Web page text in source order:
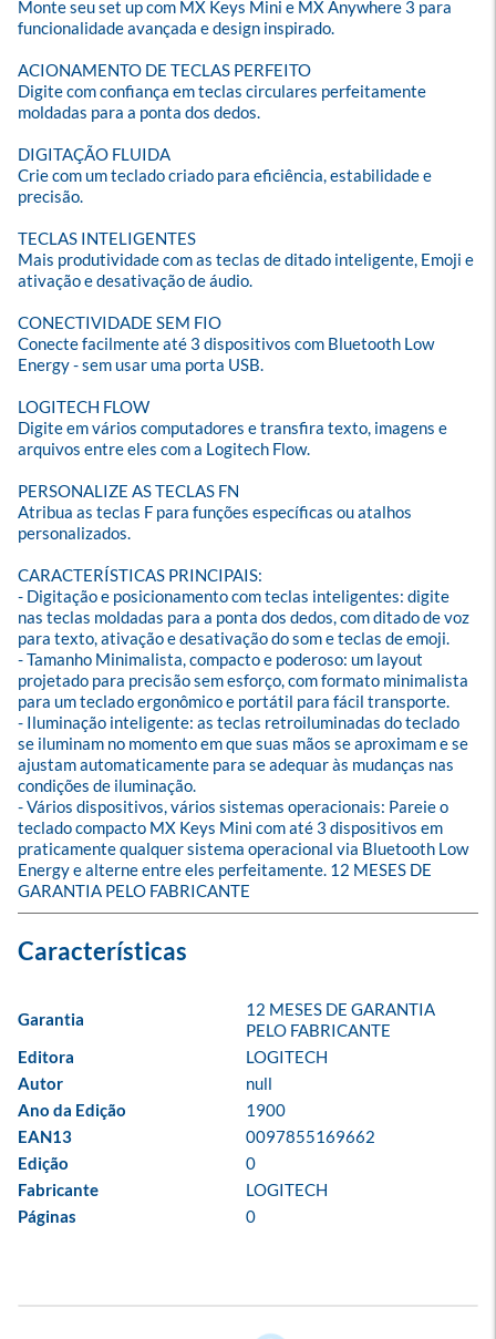
Monte seu set up com MX Keys Mini e MX Anywhere 3 para
funcionalidade avançada e design inspirado.
ACIONAMENTO DE TECLAS PERFEITO
Digite com confiança em teclas circulares perfeitamente
moldadas para a ponta dos dedos.
DIGITAÇÃO FLUIDA
Crie com um teclado criado para eficiência, estabilidade e
precisão.
TECLAS INTELIGENTES
Mais produtividade com as teclas de ditado inteligente, Emoji e
ativação e desativação de áudio.
CONECTIVIDADE SEM FIO
Conecte facilmente até 3 dispositivos com Bluetooth Low
Energy - sem usar uma porta USB.
LOGITECH FLOW
Digite em vários computadores e transfira texto, imagens e
arquivos entre eles com a Logitech Flow.
PERSONALIZE AS TECLAS FN
Atribua as teclas F para funções específicas ou atalhos
personalizados.
CARACTERÍSTICAS PRINCIPAIS:
- Digitação e posicionamento com teclas inteligentes: digite
nas teclas moldadas para a ponta dos dedos, com ditado de voz
para texto, ativação e desativação do som e teclas de emoji.
- Tamanho Minimalista, compacto e poderoso: um layout
projetado para precisão sem esforço, com formato minimalista
para um teclado ergonômico e portátil para fácil transporte.
- Iluminação inteligente: as teclas retroiluminadas do teclado
se iluminam no momento em que suas mãos se aproximam e se
ajustam automaticamente para se adequar às mudanças nas
condições de iluminação.
- Vários dispositivos, vários sistemas operacionais: Pareie o
teclado compacto MX Keys Mini com até 3 dispositivos em
praticamente qualquer sistema operacional via Bluetooth Low
Energy e alterne entre eles perfeitamente. 12 MESES DE
GARANTIA PELO FABRICANTE
Garantia
12 MESES DE GARANTIA
PELO FABRICANTE
Editora
LOGITECH
Autor
null
Ano da Edição
1900
EAN13
0097855169662
Edição
0
Fabricante
LOGITECH
Páginas
0